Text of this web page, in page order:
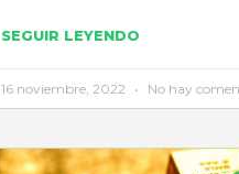
SEGUIR LEYENDO
16 noviembre, 2022 No hay